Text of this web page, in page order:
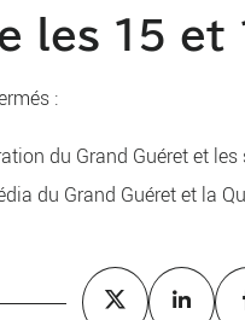
les 15 et
:
du Grand Guéret et
du Grand Guéret et la